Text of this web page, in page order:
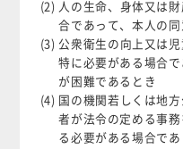
(2) 人の生命、身体又は
合であって、本人の
(3) 公衆衛生の向上又は
特に必要がある場合
が困難であるとき
(4) 国の機関若しくは地
者が法令の定める事
る必要がある場合で